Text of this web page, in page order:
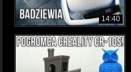
14:40